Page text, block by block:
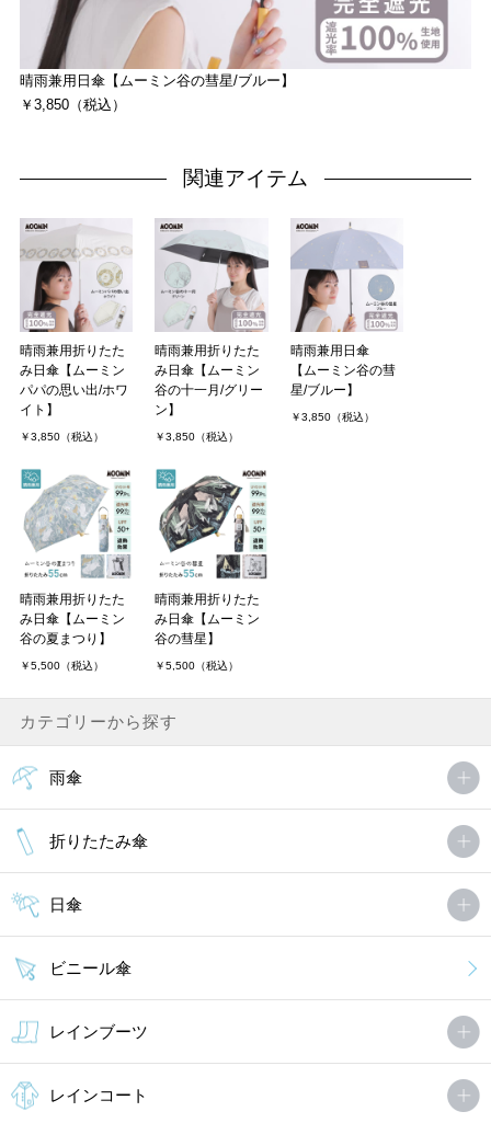
晴雨兼用日傘【ムーミン谷の彗星/ブルー】
￥3,850（税込）
関連アイテム
晴雨兼用折りたた
み日傘【ムーミン
パパの思い出/ホワ
イト】
￥3,850（税込）
晴雨兼用折りたた
み日傘【ムーミン
谷の十一月/グリー
ン】
￥3,850（税込）
晴雨兼用日傘
【ムーミン谷の彗
星/ブルー】
￥3,850（税込）
晴雨兼用折りたた
み日傘【ムーミン
谷の夏まつり】
￥5,500（税込）
晴雨兼用折りたた
み日傘【ムーミン
谷の彗星】
￥5,500（税込）
カテゴリーから探す
雨傘
折りたたみ傘
日傘
ビニール傘
レインブーツ
レインコート